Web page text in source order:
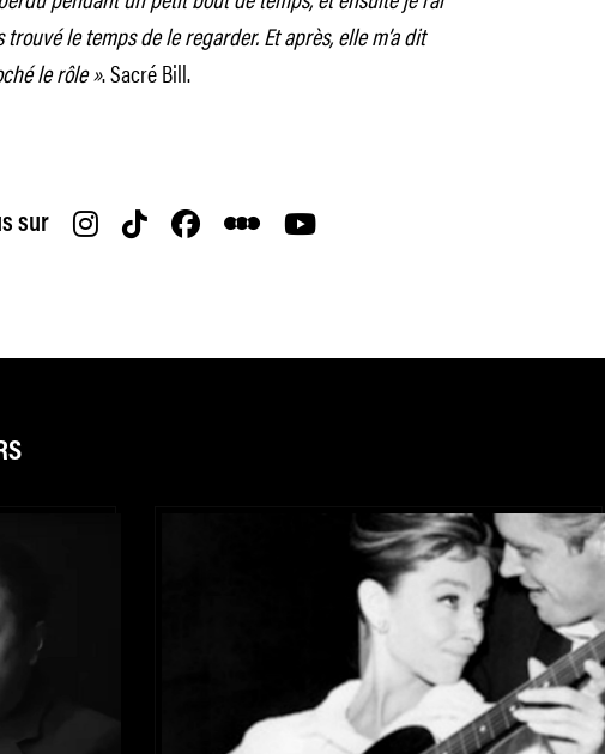
trouvé le temps de le regarder. Et après, elle m’a dit
le rôle ». Sacré Bill.
sur